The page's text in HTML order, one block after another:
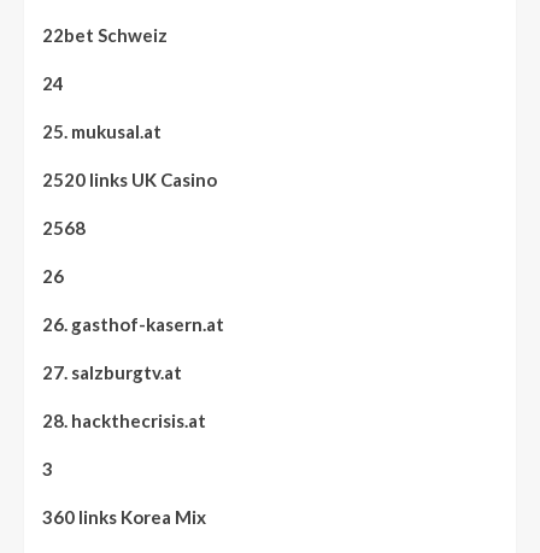
22bet Schweiz
24
25. mukusal.at
2520 links UK Casino
2568
26
26. gasthof-kasern.at
27. salzburgtv.at
28. hackthecrisis.at
3
360 links Korea Mix